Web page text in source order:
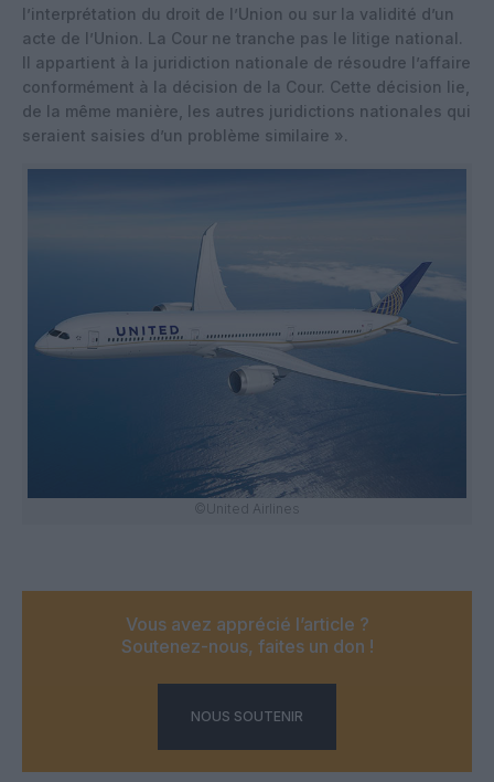
l’interprétation du droit de l’Union ou sur la validité d’un
acte de l’Union. La Cour ne tranche pas le litige national.
Il appartient à la juridiction nationale de résoudre l’affaire
conformément à la décision de la Cour. Cette décision lie,
de la même manière, les autres juridictions nationales qui
seraient saisies d’un problème similaire ».
©United Airlines
Vous avez apprécié l’article ?
Soutenez-nous, faites un don !
NOUS SOUTENIR